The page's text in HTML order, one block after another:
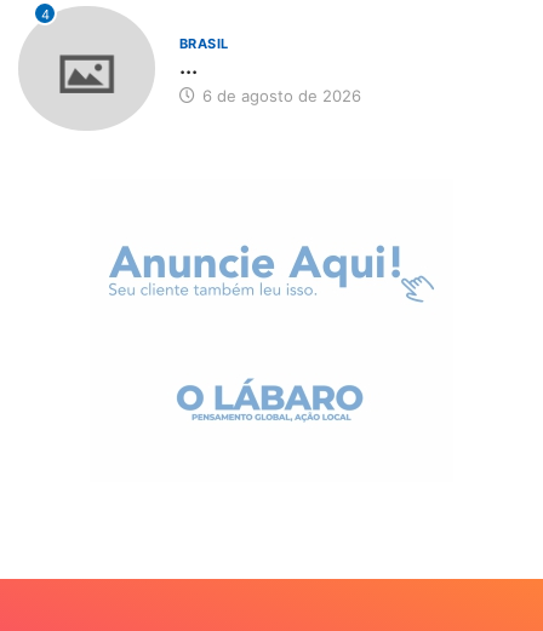
4
BRASIL
...
6 de agosto de 2026